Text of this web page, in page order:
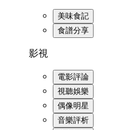
美味食記
食譜分享
影視
電影評論
視聽娛樂
偶像明星
音樂評析